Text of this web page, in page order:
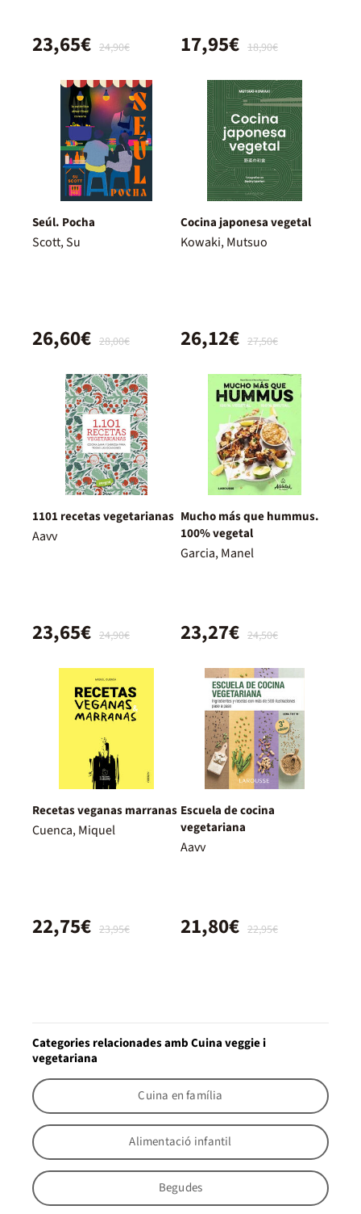
24,90€
23,65€ 18,90€
17,95€
Seúl. Pocha
Scott, Su
28,00€
26,60€
Cocina japonesa vegetal
Kowaki, Mutsuo
27,50€
26,12€
1101 recetas vegetarianas
Aavv
24,90€
23,65€
Mucho más que hummus.
100% vegetal
Garcia, Manel
24,50€
23,27€
Recetas veganas marranas
Cuenca, Miquel
23,95€
22,75€
Escuela de cocina
vegetariana
Aavv
22,95€
21,80€
Categories relacionades amb Cuina veggie i
vegetariana
Cuina en família
Alimentació infantil
Begudes